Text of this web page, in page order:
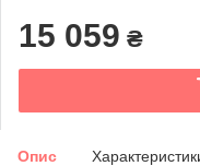
15 059 ₴
Опис